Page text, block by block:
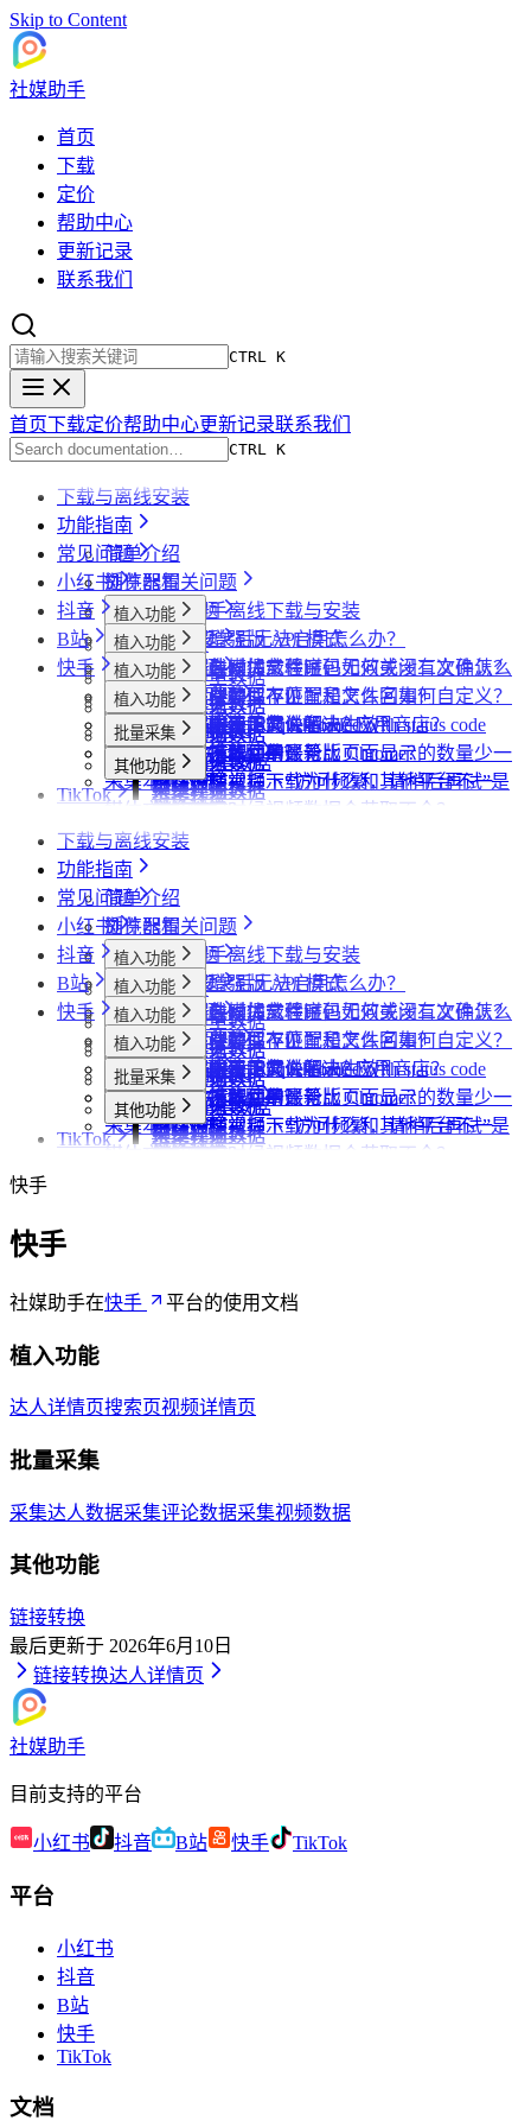
Skip to Content
社媒助手
首页
下载
定价
帮助中心
更新记录
联系我们
CTRL K
首页下载定价帮助中心更新记录联系我们
CTRL K
下载与离线安装
功能指南
简单介绍
插件配置
飞书同步
数据上报
采集模式
采集历史
账号管理
任务闹钟
采集本页数据
媒体文件下载
便捷复制数据
常见问题
浏览器相关问题
社媒助手离线下载与安装
CRX 安装后无法启用怎么办？
下载插件时提示程序包无效或没有文件怎么
办？
为什么无法访问 Chrome 应用商店？
为什么推荐使用最新版 Chrome？
会员相关问题
什么是增强版 API 模式
什么是自动加载验证码
如何免费获取 VIP
第三方收费下载说明
为什么不能注册账号
下载相关问题
批量下载媒体文件时，如何关闭二次确认？
下载文件的保存位置和文件名如何自定义？
为什么配置的文件名未生效？
飞书相关问题
提示字段类型不匹配是怎么回事？
提示权限不足怎么解决？
小红书相关问题
小红书出现“Request failed with status code
406“是怎么回事？
小红书经常提示“访问频繁，请稍后再试”是
什么情况？
小红书提示存在风险插件要如何处理？
抖音相关问题
为什么采集到的评论比页面显示的数量少一
些？
为什么有时候视频数据会获取不全？
哔哩哔哩相关问题
哔哩哔哩视频下载为什么和其他平台不一
样？
小红书
植入功能
专辑页
笔记详情页
搜索页
博主详情页
批量采集
采集博主数据
采集评论数据
采集笔记数据
其他功能
链接转换
抖音
植入功能
搜索页
达人详情页
视频详情页
批量采集
采集达人数据
采集视频数据
采集评论数据
其他功能
链接转换
B站
植入功能
搜索页
UP主详情页
视频详情页
批量采集
采集评论数据
采集UP主数据
采集视频数据
其他功能
链接转换
快手
植入功能
达人详情页
搜索页
视频详情页
批量采集
采集达人数据
采集评论数据
其他功能
链接转换
TikTok
达人详情页
视频详情页
批量采集
采集达人数据
采集视频数据
采集评论数据
其他功能
短链解析
下载与离线安装
功能指南
简单介绍
插件配置
飞书同步
数据上报
采集模式
采集历史
账号管理
任务闹钟
采集本页数据
媒体文件下载
常见问题
浏览器相关问题
社媒助手离线下载与安装
CRX 安装后无法启用怎么办？
下载插件时提示程序包无效或没有文件怎么
办？
为什么无法访问 Chrome 应用商店？
为什么推荐使用最新版 Chrome？
会员相关问题
什么是增强版 API 模式
什么是自动加载验证码
如何免费获取 VIP
第三方收费下载说明
为什么不能注册账号
下载相关问题
批量下载媒体文件时，如何关闭二次确认？
下载文件的保存位置和文件名如何自定义？
为什么配置的文件名未生效？
飞书相关问题
提示字段类型不匹配是怎么回事？
提示权限不足怎么解决？
小红书相关问题
小红书出现“Request failed with status code
406“是怎么回事？
小红书经常提示“访问频繁，请稍后再试”是
什么情况？
抖音相关问题
为什么采集到的评论比页面显示的数量少一
些？
为什么有时候视频数据会获取不全？
哔哩哔哩相关问题
哔哩哔哩视频下载为什么和其他平台不一
样？
小红书
植入功能
专辑页
笔记详情页
搜索页
博主详情页
批量采集
采集博主数据
采集评论数据
采集笔记数据
其他功能
链接转换
抖音
植入功能
搜索页
达人详情页
视频详情页
批量采集
采集达人数据
采集视频数据
采集评论数据
其他功能
链接转换
B站
植入功能
搜索页
UP主详情页
视频详情页
批量采集
采集评论数据
采集UP主数据
采集视频数据
其他功能
链接转换
快手
植入功能
达人详情页
搜索页
视频详情页
批量采集
采集达人数据
采集评论数据
其他功能
链接转换
TikTok
采集评论数据
快手
快手
社媒助手在快手 平台的使用文档
植入功能
达人详情页搜索页视频详情页
批量采集
采集达人数据采集评论数据采集视频数据
其他功能
链接转换
最后更新于 2026年6月10日
链接转换达人详情页
社媒助手
目前支持的平台
小红书 抖音 B站 快手 TikTok
平台
小红书
抖音
B站
快手
TikTok
文档